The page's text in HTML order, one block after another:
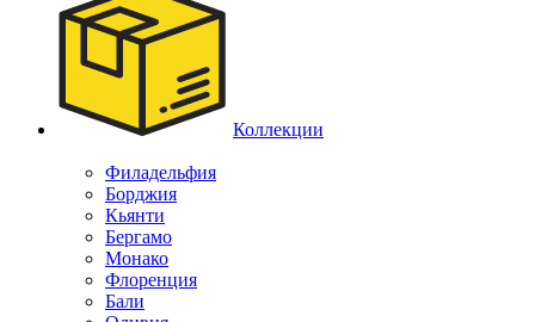
Коллекции
Филадельфия
Борджия
Кьянти
Бергамо
Монако
Флоренция
Бали